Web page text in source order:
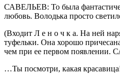
САВЕЛЬЕВ: То была
любовь. Володька просто
(Входит Л е н о ч к а. На ней
туфельки. Она хорошо
чем при ее первом появлении.
…Ты посмотри, какая